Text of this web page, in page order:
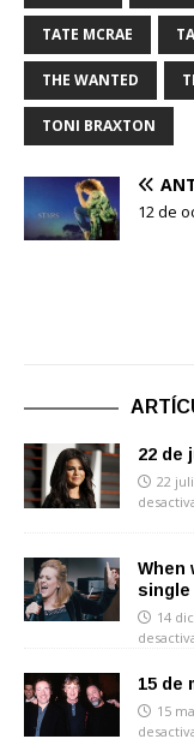
TATE MCRAE
THE WANTED
TONI BRAXTON
12 de
22 de
22
When
single
14
15 de
15